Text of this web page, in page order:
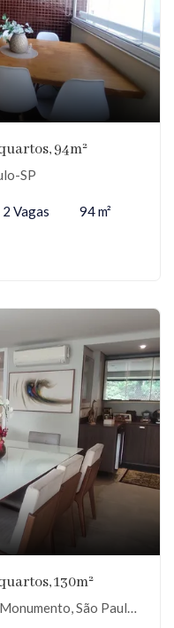
94m²
SP
2 Vagas 94 m²
130m²
São Paulo-SP